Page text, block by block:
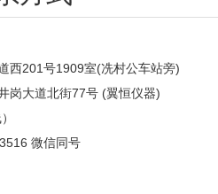
西201号1909室(冼村公车站旁)
岗大道北街77号 (翼恒仪器)
微信同号